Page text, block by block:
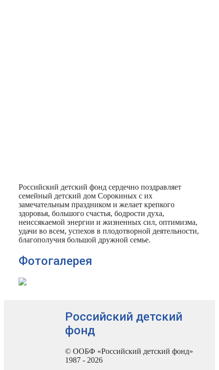
Российский детский фонд сердечно поздравляет
семейный детский дом Сорокиных с их
замечательным праздником и желает крепкого
здоровья, большого счастья, бодрости духа,
неиссякаемой энергии и жизненных сил, оптимизма,
удачи во всем, успехов в плодотворной деятельности,
благополучия большой дружной семье.
Фотогалерея
Российский детский
фонд
© ООБФ «Российский детский фонд»
1987 - 2026